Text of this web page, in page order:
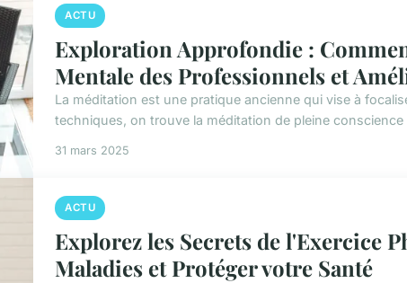
ACTU
Exploration Approfondie :
Mentale des Professionnels et
La méditation est une pratique ancienne qui vise à
techniques, on trouve la méditation de pleine
31 mars 2025
ACTU
Explorez les Secrets de l'Exercice
Maladies et Protéger votre Santé